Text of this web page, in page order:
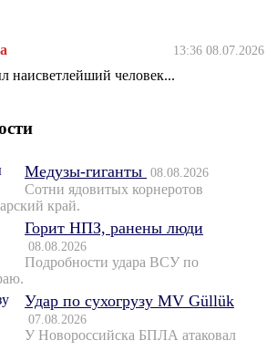
13:36 08.07.2026
наисветлейший человек...
Медузы-гиганты 08.08.2026
Сотни ядовитых корнеротов
край.
Горит НПЗ, ранены люди
08.08.2026
Подробности удара ВСУ по
Удар по сухогрузу MV Güllük
07.08.2026
У Новороссийска БПЛА атаковал